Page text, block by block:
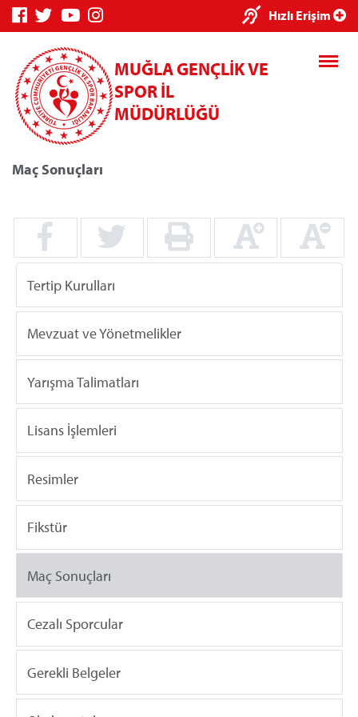
Hızlı Erişim
MUĞLA GENÇLİK VE
SPOR İL
MÜDÜRLÜĞÜ
Maç Sonuçları
Tertip Kurulları
Mevzuat ve Yönetmelikler
Yarışma Talimatları
Lisans İşlemleri
Resimler
Fikstür
Maç Sonuçları
Cezalı Sporcular
Gerekli Belgeler
×
Genç Bilgi
Kredi/Yurt E-